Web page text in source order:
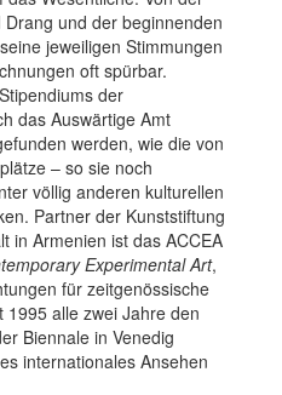
und der beginnenden
jeweiligen Stimmungen
oft spürbar.
der
das Auswärtige Amt
werden, wie die von
– so sie noch
völlig anderen kulturellen
Partner der Kunststiftung
in Armenien ist das ACCEA
Experimental Art,
für zeitgenössische
1995 alle zwei Jahre den
Biennale in Venedig
internationales Ansehen